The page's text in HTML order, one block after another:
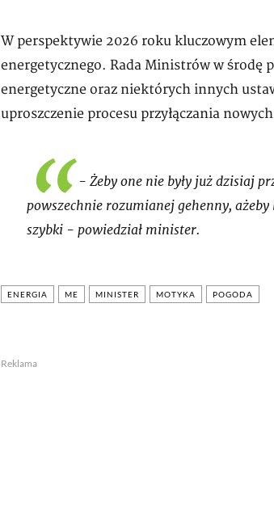
W perspektywie 2026 roku kluczowym
energetycznego. Rada Ministrów w środę
energetyczne oraz niektórych innych
uproszczenie procesu przyłączania
- Żeby one nie były już dzisiaj
powszechnie rozumianej gehenny,
szybki - powiedział minister.
ENERGIA ME MINISTER MOTYKA POGODA
Reklama